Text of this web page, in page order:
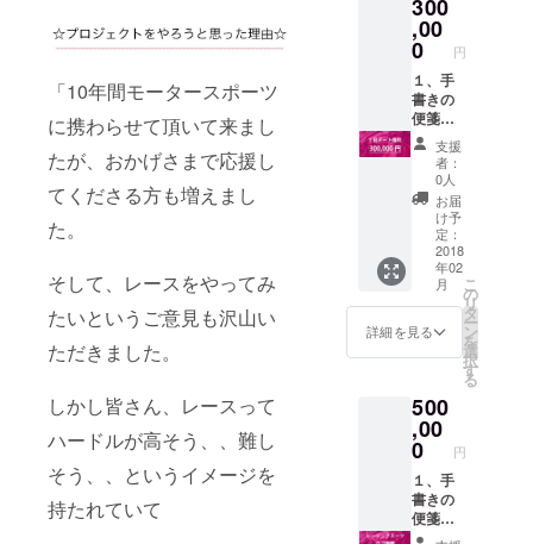
「10年間モータースポーツ
に携わらせて頂いて来まし
たが、おかげさまで応援し
てくださる方も増えまし
た。
そして、レースをやってみ
たいというご意見も沢山い
ただきました。
しかし皆さん、レースって
ハードルが高そう、、難し
そう、、というイメージを
持たれていて
利：
2018年
2月ごろ
開催予
定 ７、
いとう
りな限
定写真
集（非
売品）
ごろ開催予定
３、写真3枚：
レーサー姿×1、
レースクイーン
姿×1、ランダム
×1 ４、ファン
ミーティング参
加権利：2018年
2月頃開催予定
５、サイン入り
ポスターA2サイ
ズ2枚：レーサー
姿×1、レースク
イーン姿×1 ６、
合同写真撮影会
参加権利：2018
年2月ごろ開催予
定 ７、いとうり
な限定写真集
（非売品） ８、
利：2018年4月
ごろ開催予定
300
,00
0 円
１、手
書きの
便箋の
御礼
メッ
セージ
２、お
礼動
画：1分
程度
３、写
真3枚：
レー
サー姿
×1、
レース
ン姿
×1、ラ
ンダム
×1 ４、
ファン
ミー
ティン
グ参加
支援
者：
0人
お届
け予
定：
2018
年02
月
詳細を見る
こ
の
リ
タ
ー
ン
を
選
択
す
る
500
,00
0 円
１、手
書きの
便箋の
御礼